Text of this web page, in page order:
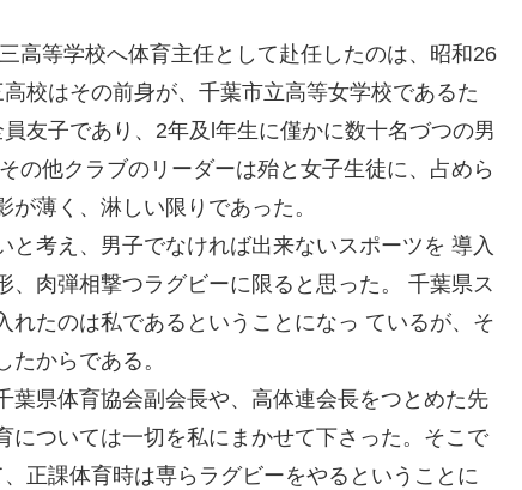
高等学校へ体育主任として赴任したのは、昭和26
校はその前身が、千葉市立高等女学校であるた
友子であり、2年及l年生に僅かに数十名づつの男
の他クラブのリーダーは殆と女子生徒に、占めら
薄く、淋しい限りであった。
考え、男子でなければ出来ないスポーツを 導入
、肉弾相撃つラグビーに限ると思った。 千葉県ス
たのは私であるということになっ ているが、そ
からである。
県体育協会副会長や、高体連会長をつとめた先
ついては一切を私にまかせて下さった。そこで
正課体育時は専らラグビーをやるということに